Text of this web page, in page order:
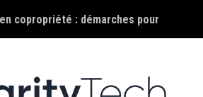
copropriété : démarches pour